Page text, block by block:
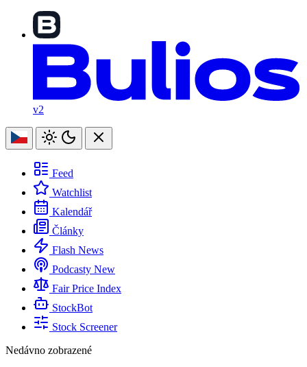
v2
Feed
Watchlist
Kalendář
Články
Flash News
Podcasty New
Fair Price Index
StockBot
Stock Screener
Nedávno zobrazené